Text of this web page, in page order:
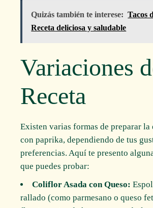
Quizás también te interese: Tacos
Receta deliciosa y saludable
Variaciones
Receta
Existen varias formas de preparar
con paprika, dependiendo de tus
preferencias. Aquí te presento
que puedes probar:
Coliflor Asada con Queso:
rallado (como parmesano o queso